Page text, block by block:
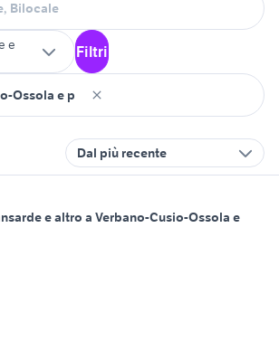
e
Filtri
Dal più recente
e altro a Verbano-Cusio-Ossola e